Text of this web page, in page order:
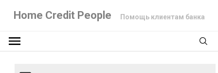
Home Credit People Помощь клиентам банка